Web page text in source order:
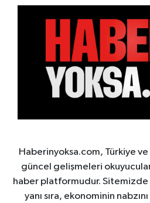
Haberinyoksa.com, Türkiye
güncel gelişmeleri
haber platformudur. Sitemizde
yanı sıra, ekonominin